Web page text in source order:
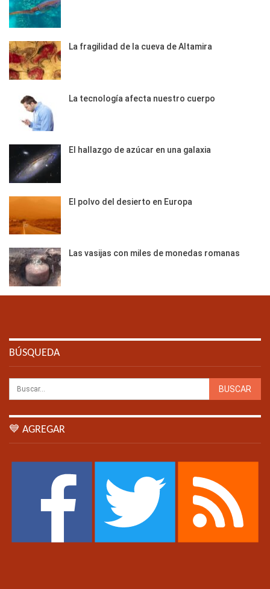
La fragilidad de la cueva de Altamira
La tecnología afecta nuestro cuerpo
El hallazgo de azúcar en una galaxia
El polvo del desierto en Europa
Las vasijas con miles de monedas romanas
BÚSQUEDA
💙 AGREGAR